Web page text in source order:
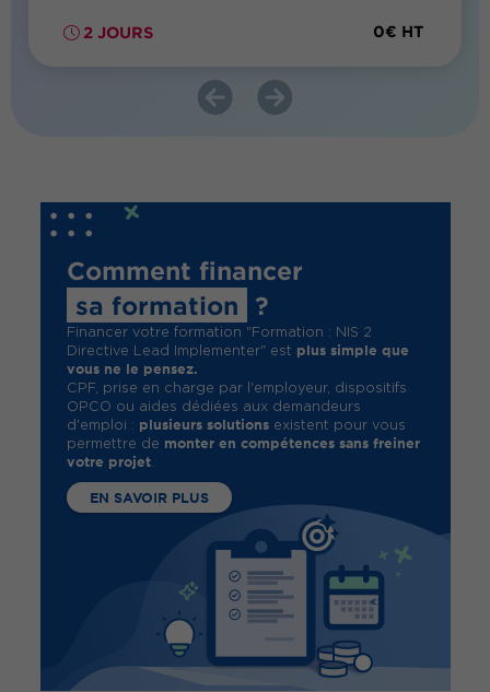
2 JOURS 0€ HT
Comment financer
sa formation
?
Financer votre formation "Formation : NIS 2
Directive Lead Implementer" est plus simple que
vous ne le pensez.
CPF, prise en charge par l'employeur, dispositifs
OPCO ou aides dédiées aux demandeurs
d'emploi : plusieurs solutionsexistent pour vous
permettre de monter en compétences sans freiner
votre projet.
EN SAVOIR PLUS